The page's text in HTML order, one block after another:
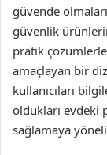
güvende
güvenlik
pratik
amaçlayan bir
kullanıcıları
oldukları evdeki
sağlamaya